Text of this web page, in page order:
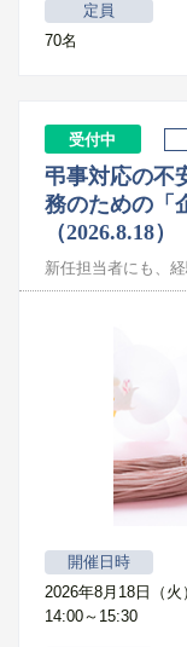
定員
70名
受付中
弔事対応の不
務のための「
（2026.8.18）
新任担当者にも、
開催日時
2026年8月18日（火
14:00～15:30